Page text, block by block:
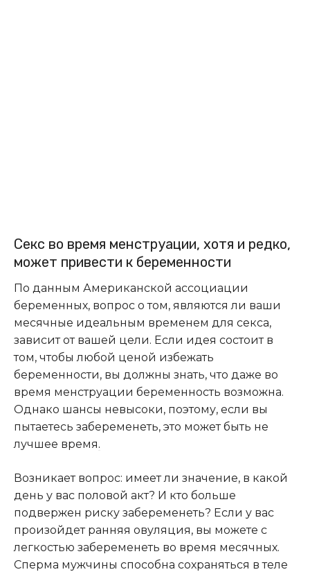
Секс во время менструации, хотя и редко,
может привести к беременности
По данным Американской ассоциации
беременных, вопрос о том, являются ли ваши
месячные идеальным временем для секса,
зависит от вашей цели. Если идея состоит в
том, чтобы любой ценой избежать
беременности, вы должны знать, что даже во
время менструации беременность возможна.
Однако шансы невысоки, поэтому, если вы
пытаетесь забеременеть, это может быть не
лучшее время.
Возникает вопрос: имеет ли значение, в какой
день у вас половой акт? И кто больше
подвержен риску забеременеть? Если у вас
произойдет ранняя овуляция, вы можете с
легкостью забеременеть во время месячных.
Сперма мужчины способна сохраняться в теле